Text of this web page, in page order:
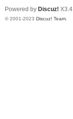
Powered by Discuz! X3.4
© 2001-2023 Discuz! Team